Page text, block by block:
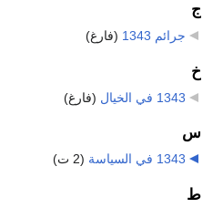
ج
جرائم 1343 (فارغ)
خ
1343 في الخيال (فارغ)
س
1343 في السياسة (2 ت)
ط